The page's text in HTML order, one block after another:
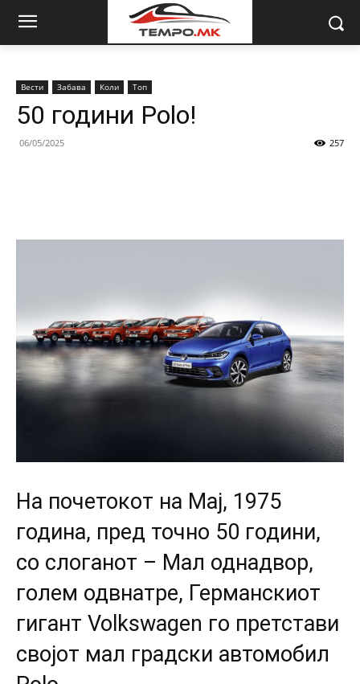
Вести Забава Коли Топ
50 години Polo!
06/05/2025 257
На почетокот на Мај, 1975
година, пред точно 50 години,
со слоганот – Maл однадвор,
голем одвнатре, Германскиот
гигант Volkswagen го претстави
својот мал градски автомобил